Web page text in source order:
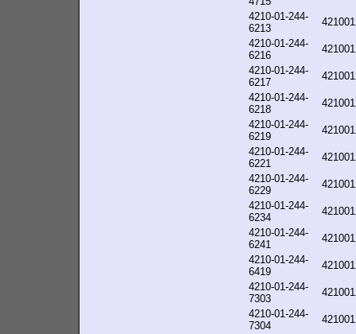
4210-01-244-
6213
4210-01-244-
6216
4210-01-244-
6217
4210-01-244-
6218
4210-01-244-
6219
4210-01-244-
6221
4210-01-244-
6229
4210-01-244-
6234
4210-01-244-
6241
4210-01-244-
6419
4210-01-244-
7303
4210-01-244-
7304